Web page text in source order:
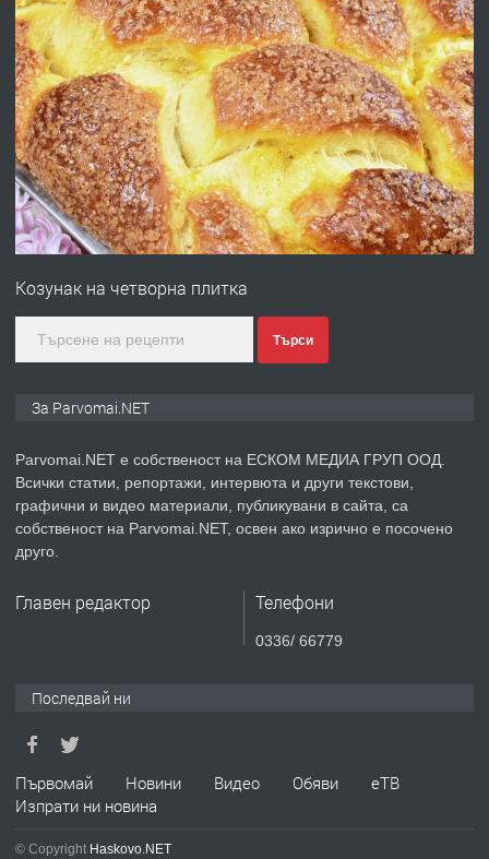
преди 1 година
ПРЕДЛАГА Работа за общи работници
преди 1 година
ПРЕДЛАГА
Първи поход "По стъпките на Ангел
преди 1 година
ПРЕДЛАГА Уроци по Математика
преди 1 година
Козунак на четворна плитка
Търси
За Parvomai.NET
Parvomai.NET е собственост на ЕСКОМ МЕДИА ГРУП ООД.
Всички статии, репортажи, интервюта и други текстови,
графични и видео материали, публикувани в сайта, са
собственост на Parvomai.NET, освен ако изрично е посочено
друго.
Главен редактор Телефони
0336/ 66779
Последвай ни
Първомай Новини Видео Обяви
еТВ
Изпрати ни новина
© Copyright Haskovo.NET